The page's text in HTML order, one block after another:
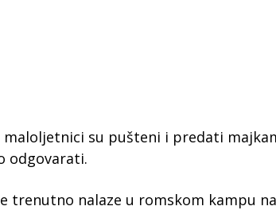
maloljetnici su pušteni i predati
odgovarati.
trenutno nalaze u romskom kampu